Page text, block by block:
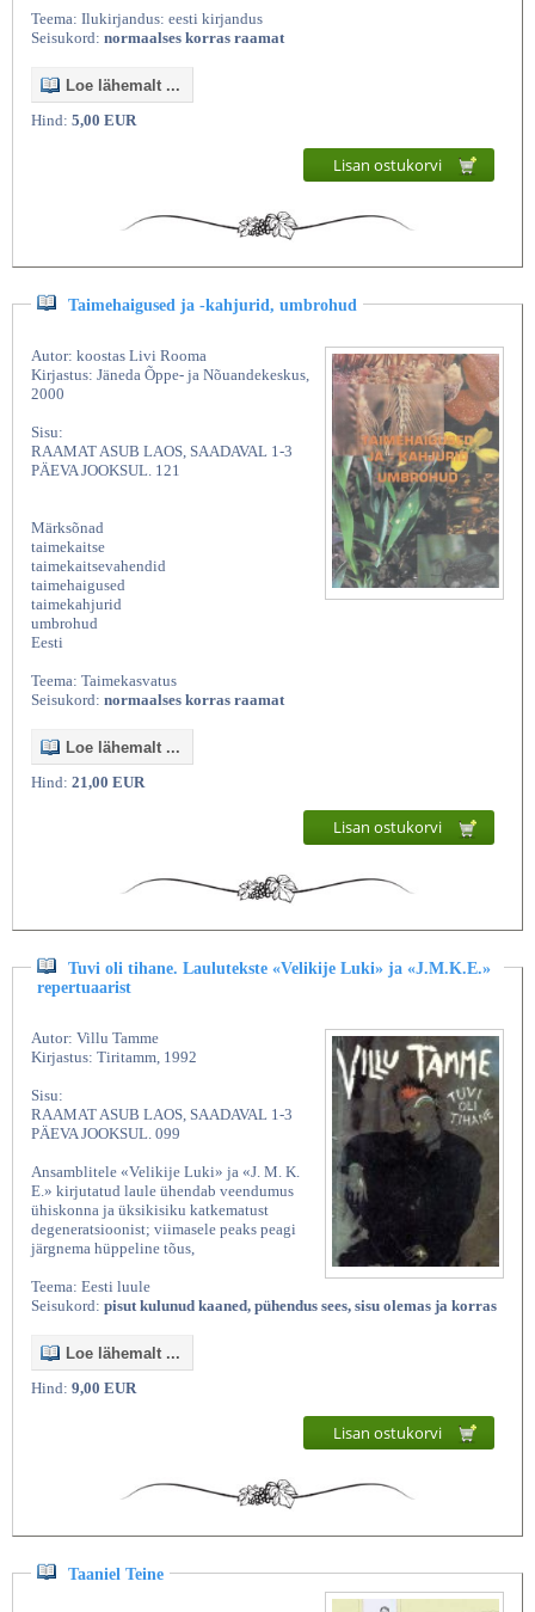
Teema: Ilukirjandus: eesti kirjandus
Seisukord: normaalses korras raamat
Loe lähemalt ...
Hind: 5,00 EUR
Lisan ostukorvi
Taimehaigused ja -kahjurid, umbrohud
Autor: koostas Livi Rooma
Kirjastus: Jäneda Õppe- ja Nõuandekeskus,
2000
Sisu:
RAAMAT ASUB LAOS, SAADAVAL 1-3
PÄEVA JOOKSUL. 121
Märksõnad
taimekaitse
taimekaitsevahendid
taimehaigused
taimekahjurid
umbrohud
Eesti
Teema: Taimekasvatus
Seisukord: normaalses korras raamat
Loe lähemalt ...
Hind: 21,00 EUR
Lisan ostukorvi
Tuvi oli tihane. Laulutekste «Velikije Luki» ja «J.M.K.E.»
repertuaarist
Autor: Villu Tamme
Kirjastus: Tiritamm, 1992
Sisu:
RAAMAT ASUB LAOS, SAADAVAL 1-3
PÄEVA JOOKSUL. 099
Ansamblitele «Velikije Luki» ja «J. M. K.
E.» kirjutatud laule ühendab veendumus
ühiskonna ja üksikisiku katkematust
degeneratsioonist; viimasele peaks peagi
järgnema hüppeline tõus,
Teema: Eesti luule
Seisukord: pisut kulunud kaaned, pühendus sees, sisu olemas ja korras
Loe lähemalt ...
Hind: 9,00 EUR
Lisan ostukorvi
Taaniel Teine